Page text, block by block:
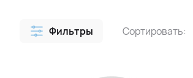
Фильтры Сортировать: